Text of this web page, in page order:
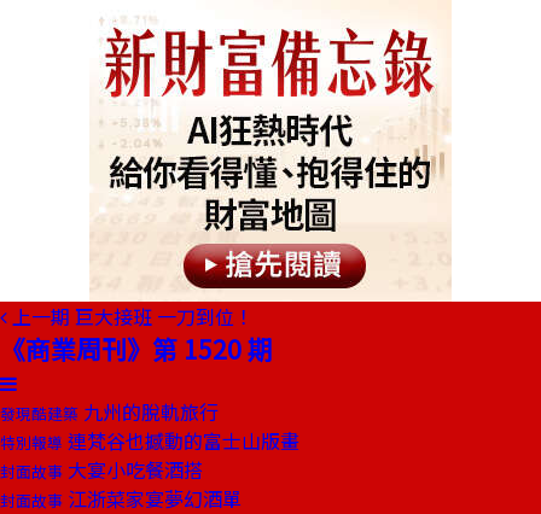
上一期 巨大接班 一刀到位！
《商業周刊》第 1520 期
發現酷建築 九州的脫軌旅行
特別報導 連梵谷也撼動的富士山版畫
封面故事 大宴小吃餐酒搭
封面故事 江浙菜家宴夢幻酒單